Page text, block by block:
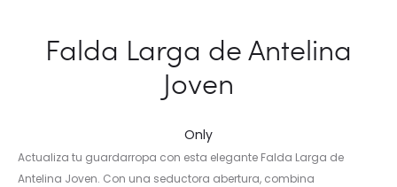
Falda Larga de Antelina
Joven
Only
Actualiza tu guardarropa con esta elegante Falda Larga de
Antelina Joven. Con una seductora abertura, combina